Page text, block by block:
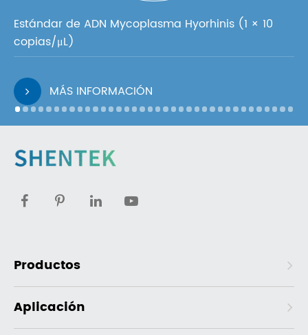
Estándar de ADN Mycoplasma Hyorhinis (1 × 10
copias/μL)
MÁS INFORMACIÓN
Productos
Aplicación